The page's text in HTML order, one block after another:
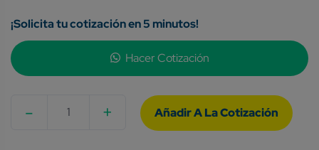
¡Solicita tu cotización en 5 minutos!
Hacer Cotización
- +